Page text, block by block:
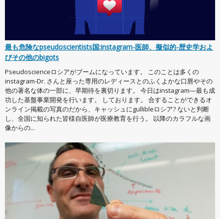
最も危険なpseudoscientists国:instagram-医師、擬似的-歴史学およ
びその他のbigots
Pseudoscienceロシアがブームになっています。 このことは多くの
instagram-Dr. さんと座った専用のレディースとのふくよかな口唇やその
他の著名な体の一部に、早期待を裏切ります。 今日はinstagram—最も成
功した基盤事業開発を行います。 しております。 合することができるオ
ンライン掲載の写真のだから、キャッシュにgullibleロシア? ないと判断
し、全国に知られた皆様自医師が医療教育を行う。 以降のカラフルな画
像からの...